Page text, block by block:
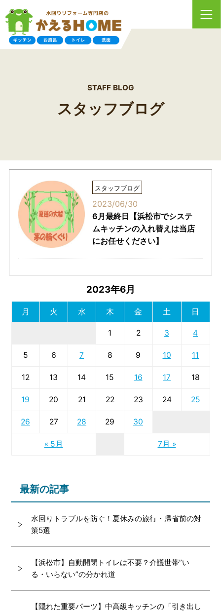
STAFF BLOG
スタッフブログ
スタッフブログ
2023/06/30
6月最終日【浜松市でシステ
ムキッチンの入れ替えは当店
にお任せください】
2023年6月
月 火 水 木 金 土 日
« 5月 7月 »
1 2 3 4
5 6 7 8 9 10 11
12 13 14 15 16 17 18
19 20 21 22 23 24 25
26 27 28 29 30
最新の記事
水回りトラブルを防ぐ！夏休みの旅行・帰省前の対
策5選
【浜松市】自動開閉トイレは不要？介護世帯”い
る・いらない”の分かれ道
【隠れた重要パーツ】中高級キッチンの「引き出し